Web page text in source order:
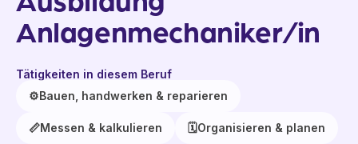
Anlagenmechaniker/in
Tätigkeiten in diesem Beruf
⚙️Bauen, handwerken & reparieren
📏Messen & kalkulieren 🗓️Organisieren & planen